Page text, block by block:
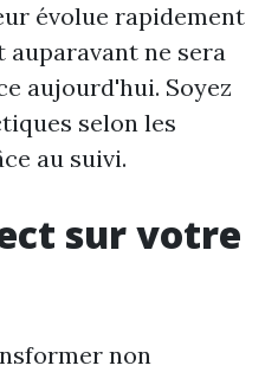
évolue rapidement
ne sera
aujourd'hui. Soyez
selon les
au suivi.
sur votre
non